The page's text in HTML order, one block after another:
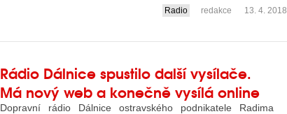
Radio redakce 13. 4. 2018
Rádio Dálnice spustilo další vysílače.
Má nový web a konečně vysílá online
Dopravní rádio Dálnice ostravského podnikatele Radima